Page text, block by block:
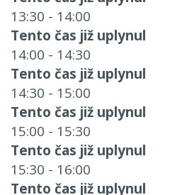
13:30 - 14:00
Tento čas již uplynul
14:00 - 14:30
Tento čas již uplynul
14:30 - 15:00
Tento čas již uplynul
15:00 - 15:30
Tento čas již uplynul
15:30 - 16:00
Tento čas již uplynul